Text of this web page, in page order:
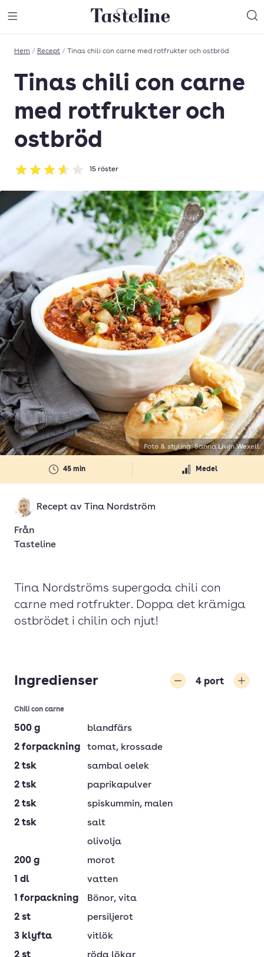
Till Tastelines startsida
Hem / Recept / Tinas chili con carne med rotfrukter och ostbröd
Tinas chili con carne
med rotfrukter och
ostbröd
Betyg: 3.6 av 5
15 röster
45 min Medel
Recept av Tina Nordström
Från
Tasteline
Tina Nordströms supergoda chili con
carne med rotfrukter. Doppa det krämiga
ostbrödet i chilin och njut!
Foto & styling: Sanna Livijn Wexell
Ingredienser 4 port
Chili con carne
500 g
blandfärs
2 forpackning tomat, krossade
2 tsk
sambal oelek
2 tsk
paprikapulver
2 tsk spiskummin, malen
2 tsk
salt
olivolja
200 g
morot
1 dl
vatten
1 forpackning Bönor, vita
2 st
persiljerot
3 klyfta
vitlök